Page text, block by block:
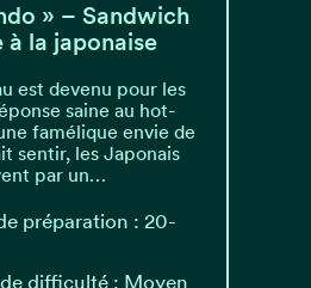
» – Sandwich
à la japonaise
est devenu pour les
saine au hot-
famélique envie de
sentir, les Japonais
par un…
préparation : 20-
difficulté : Moyen